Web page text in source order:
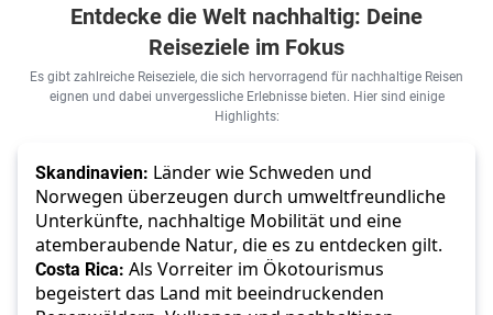
Entdecke die Welt nachhaltig: Deine
Reiseziele im Fokus
Es gibt zahlreiche Reiseziele, die sich hervorragend für nachhaltige Reisen
eignen und dabei unvergessliche Erlebnisse bieten. Hier sind einige
Highlights:
Skandinavien: Länder wie Schweden und
Norwegen überzeugen durch umweltfreundliche
Unterkünfte, nachhaltige Mobilität und eine
atemberaubende Natur, die es zu entdecken gilt.
Costa Rica: Als Vorreiter im Ökotourismus
begeistert das Land mit beeindruckenden